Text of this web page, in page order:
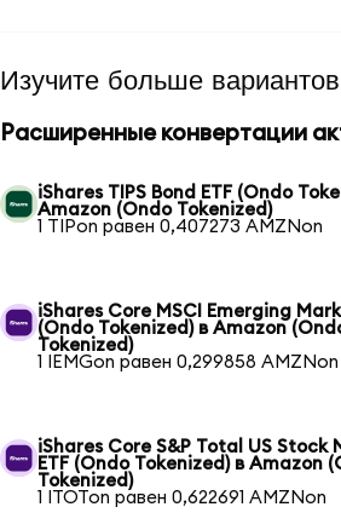
Изучите больше
Расширенные конвертации
iShares TIPS Bond ETF (Ondo
Amazon (Ondo Tokenized)
1 TIPon равен 0,407273 AMZNon
iShares Core MSCI Emerging
(Ondo Tokenized) в Amazon
Tokenized)
1 IEMGon равен 0,299858 AMZNon
iShares Core S&P Total US Stock
ETF (Ondo Tokenized) в Amazon
Tokenized)
1 ITOTon равен 0,622691 AMZNon